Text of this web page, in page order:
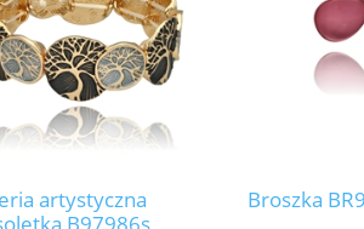
artystyczna
Broszka